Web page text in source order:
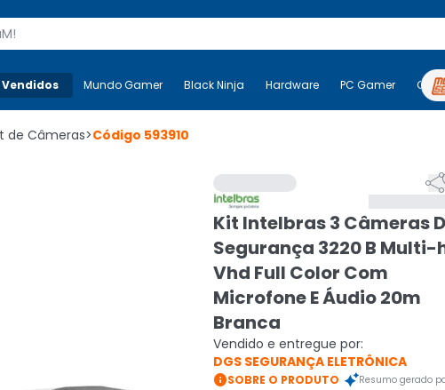
Mais-v- Mundo Gamer Black Ninja Hardware PC
Mundo Gamer Black Ninja Hardware PC Gamer
de Câmeras>Código 593910
Kit Intelbras 3 Câmeras
Segurança 3220 B Multi-
Vhd Full Color Com
Microfone E Áudio 20m
Branca
Vendido e entregue por:
DGS SEGURANÇA ELETRÔNICA
SOBRE O PRODUTO Resumo gerado